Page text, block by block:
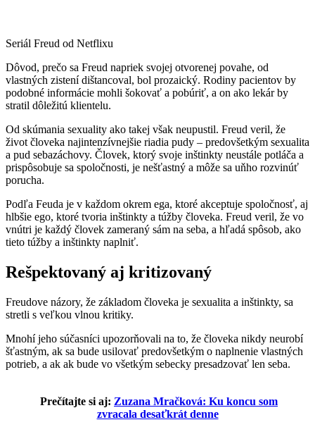
Seriál Freud od Netflixu
Dôvod, prečo sa Freud napriek svojej otvorenej povahe, od
vlastných zistení dištancoval, bol prozaický. Rodiny pacientov by
podobné informácie mohli šokovať a pobúriť, a on ako lekár by
stratil dôležitú klientelu.
Od skúmania sexuality ako takej však neupustil. Freud veril, že
život človeka najintenzívnejšie riadia pudy – predovšetkým sexualita
a pud sebazáchovy. Človek, ktorý svoje inštinkty neustále potláča a
prispôsobuje sa spoločnosti, je nešťastný a môže sa uňho rozvinúť
porucha.
Podľa Feuda je v každom okrem ega, ktoré akceptuje spoločnosť, aj
hlbšie ego, ktoré tvoria inštinkty a túžby človeka. Freud veril, že vo
vnútri je každý človek zameraný sám na seba, a hľadá spôsob, ako
tieto túžby a inštinkty naplniť.
Rešpektovaný aj kritizovaný
Freudove názory, že základom človeka je sexualita a inštinkty, sa
stretli s veľkou vlnou kritiky.
Mnohí jeho súčasníci upozorňovali na to, že človeka nikdy neurobí
šťastným, ak sa bude usilovať predovšetkým o naplnenie vlastných
potrieb, a ak ak bude vo všetkým sebecky presadzovať len seba.
Prečítajte si aj: Zuzana Mračková: Ku koncu som
zvracala desaťkrát denne